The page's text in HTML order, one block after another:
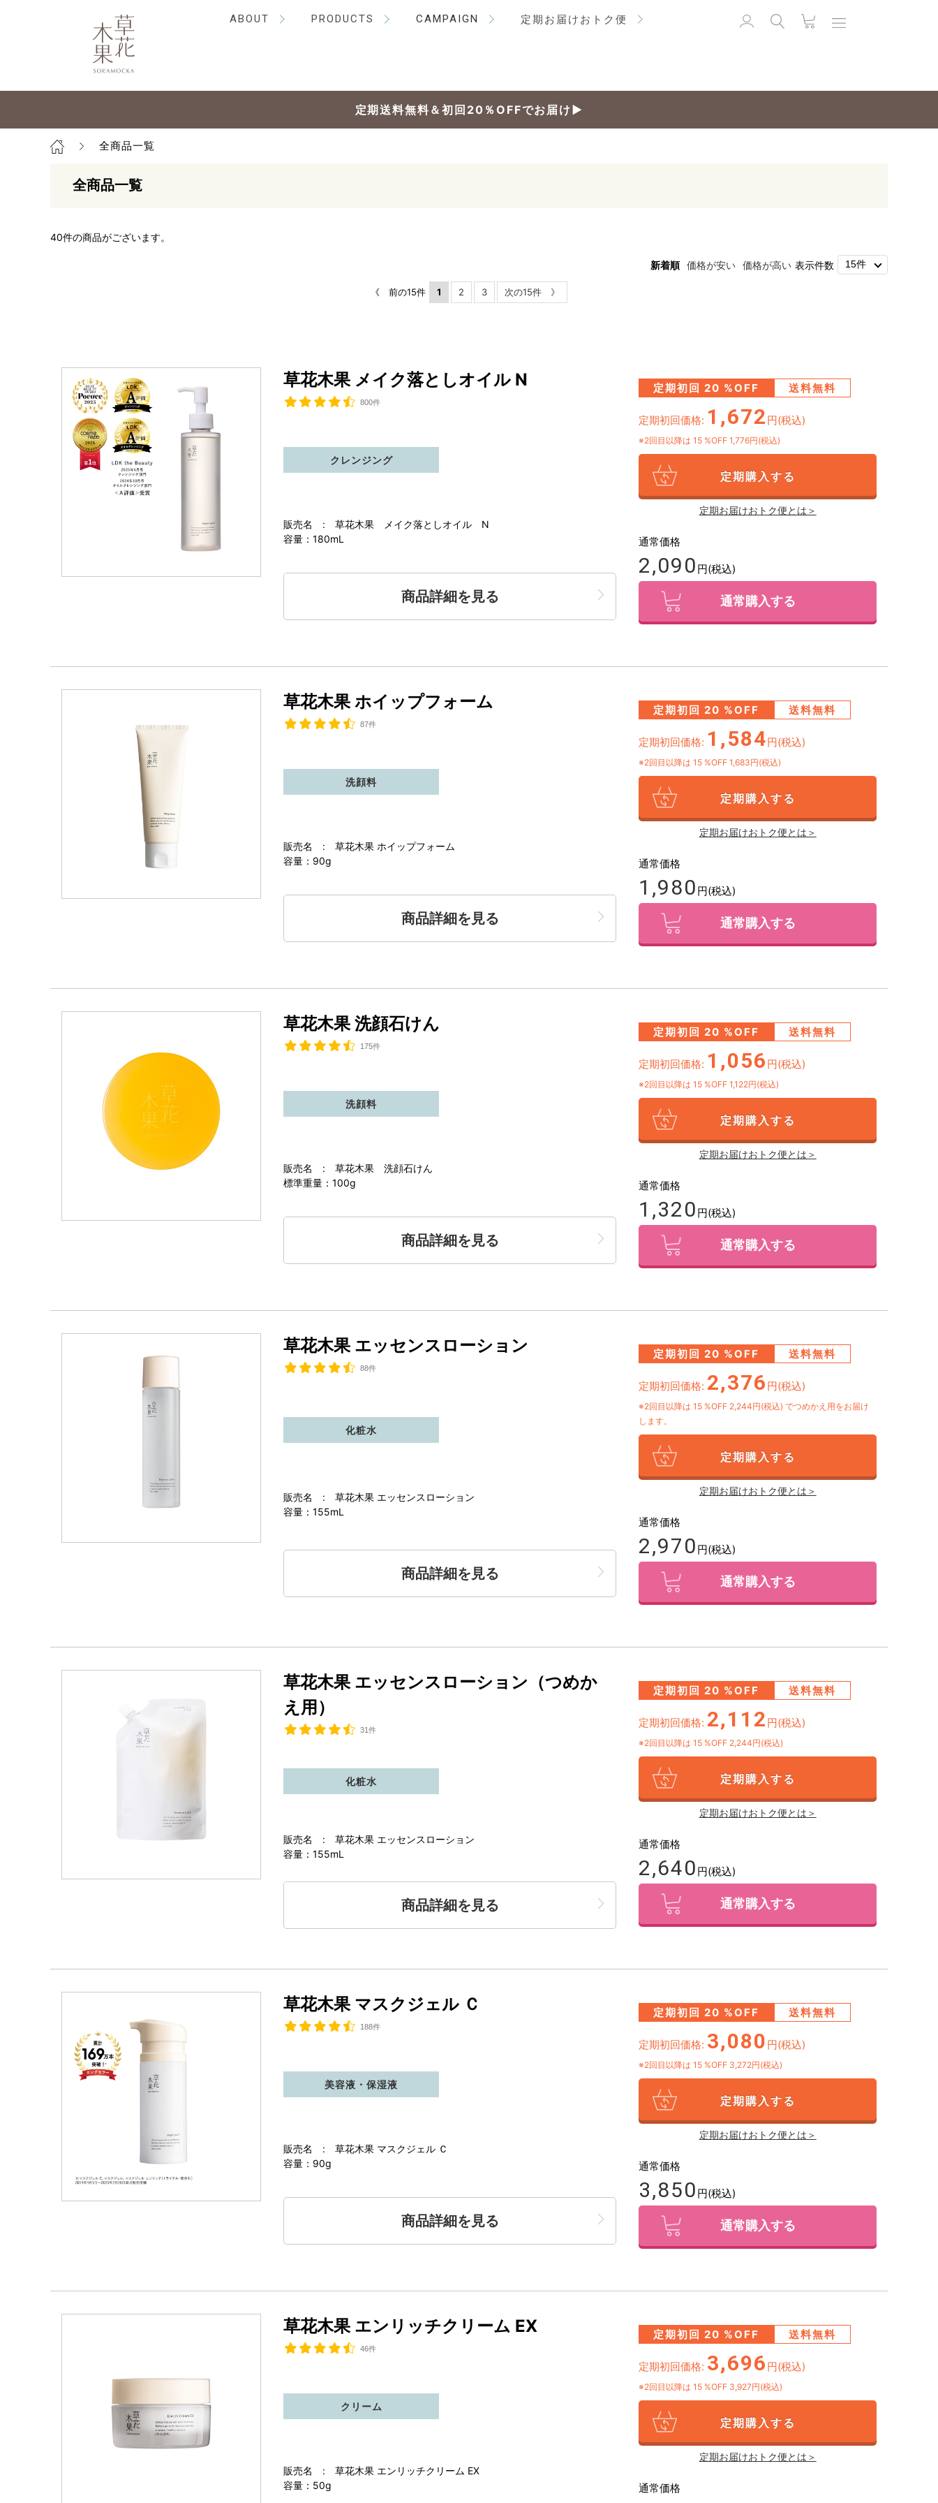
ABOUT PRODUCTS CAMPAIGN 定期お届けおトク便
定期送料無料＆初回20％OFFでお届け▶
全商品一覧
全商品一覧
40件の商品がございます。
新着順 価格が安い 価格が高い 表示件数
《 前の15件 1 2 3 次の15件 》
草花木果 メイク落としオイル N
800件
販売名 : 草花木果 メイク落としオイル N
容量：180mL
クレンジング
商品詳細を見る
定期初回 20 %OFF 送料無料
定期初回価格: 1,672 円(税込)
※2回目以降は 15 %OFF 1,776円(税込)
定期購入する
定期お届けおトク便とは＞
通常価格
2,090 円(税込)
通常購入する
草花木果 ホイップフォーム
87件
販売名 : 草花木果 ホイップフォーム
容量：90g
洗顔料
商品詳細を見る
定期初回 20 %OFF 送料無料
定期初回価格: 1,584円(税込)
※2回目以降は 15 %OFF 1,683円(税込)
定期購入する
定期お届けおトク便とは＞
通常価格
1,980 円(税込)
通常購入する
草花木果 洗顔石けん
175件
販売名 : 草花木果 洗顔石けん
標準重量：100g
洗顔料
商品詳細を見る
定期初回 20 %OFF 送料無料
定期初回価格: 1,056 円(税込)
※2回目以降は 15 %OFF 1,122円(税込)
定期購入する
定期お届けおトク便とは＞
通常価格
1,320 円(税込)
通常購入する
草花木果 エッセンスローション
88件
販売名 : 草花木果 エッセンスローション
容量：155mL
化粧水
商品詳細を見る
定期初回 20 %OFF 送料無料
定期初回価格: 2,376 円(税込)
※2回目以降は 15 %OFF 2,244円(税込)でつめかえ用をお届け
します。
定期購入する
定期お届けおトク便とは＞
通常価格
2,970 円(税込)
通常購入する
草花木果 エッセンスローション（つめか
え用）
31件
販売名 : 草花木果 エッセンスローション
容量：155mL
化粧水
商品詳細を見る
定期初回 20 %OFF 送料無料
定期初回価格: 2,112 円(税込)
※2回目以降は 15 %OFF 2,244円(税込)
定期購入する
定期お届けおトク便とは＞
通常価格
2,640 円(税込)
通常購入する
草花木果 マスクジェル Ｃ
188件
販売名 : 草花木果 マスクジェル Ｃ
容量：90g
美容液・保湿液
商品詳細を見る
定期初回 20 %OFF 送料無料
定期初回価格: 3,080 円(税込)
※2回目以降は 15 %OFF 3,272円(税込)
定期購入する
定期お届けおトク便とは＞
通常価格
3,850 円(税込)
通常購入する
草花木果 エンリッチクリーム EX
46件
販売名 : 草花木果 エンリッチクリーム EX
容量：50g
クリーム
定期初回 20 %OFF 送料無料
定期初回価格: 3,696 円(税込)
※2回目以降は 15 %OFF 3,927円(税込)
定期購入する
定期お届けおトク便とは＞
通常価格